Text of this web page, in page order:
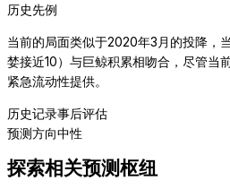
历史先例
当前的局面类似于2020年3月的投降，
婪接近10）与巨鲸积累相吻合，尽管当
紧急流动性提供。
历史记录事后评估
预测方向中性
探索相关预测枢纽